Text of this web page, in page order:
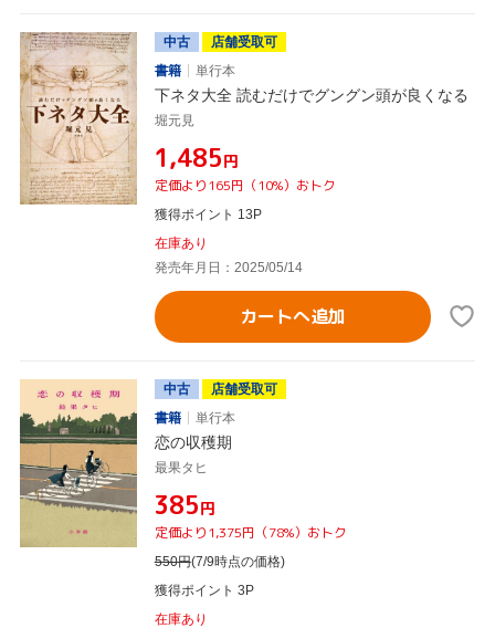
中古
店舗受取可
書籍
単行本
下ネタ大全 読むだけでグングン頭が良くなる
堀元見
¥1,485円
定価より165円（10%）おトク
獲得ポイント 13P
在庫あり
発売年月日：2025/05/14
カートへ追加
中古
店舗受取可
書籍
単行本
恋の収穫期
最果タヒ
¥385円
定価より1,375円（78%）おトク
550円(7/9時点の価格)
獲得ポイント 3P
在庫あり